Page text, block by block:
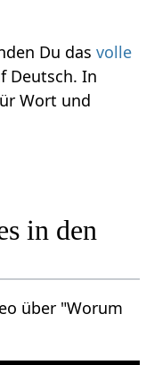
Du dasvolle
Deutsch. In
Wort und
in den
über "Worum